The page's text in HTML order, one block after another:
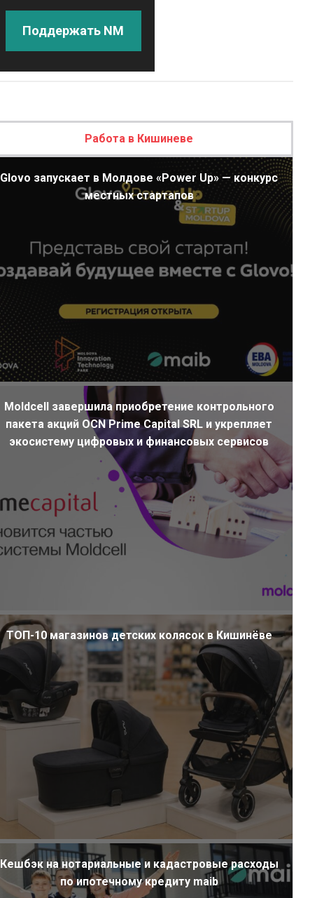
Поддержать NM
Работа в Кишиневе
Glovo запускает в Молдове «Power Up» — конкурс
местных стартапов
Moldcell завершила приобретение контрольного
пакета акций OCN Prime Capital SRL и укрепляет
экосистему цифровых и финансовых сервисов
ТОП-10 магазинов детских колясок в Кишинёве
Кешбэк на нотариальные и кадастровые расходы
по ипотечному кредиту maib